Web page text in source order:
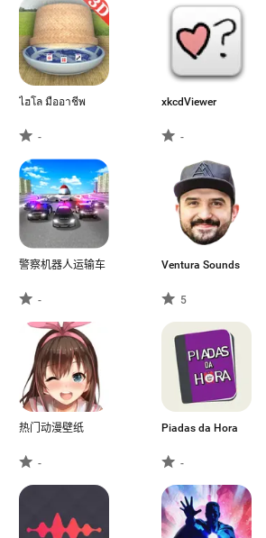
ไฮโล มืออาชีพ
-
xkcdViewer
-
警察机器人运输车
-
Ventura Sounds
5
热门动漫壁纸
-
Piadas da Hora
-